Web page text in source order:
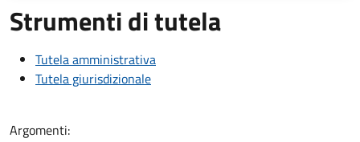
Strumenti di tutela
Tutela amministrativa
Tutela giurisdizionale
Argomenti: